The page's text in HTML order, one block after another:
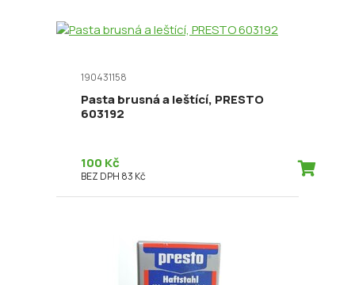
190431158
Pasta brusná a leštící, PRESTO
603192
100 Kč
BEZ DPH 83 Kč